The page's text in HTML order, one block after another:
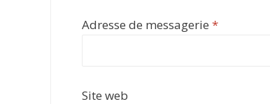
Adresse de messagerie *
Site web